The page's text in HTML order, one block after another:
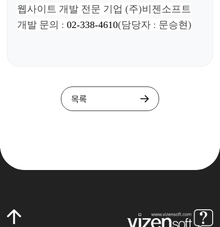
웹사이트 개발 전문 기업 (주)비젠소프트
개발 문의 : 02-338-4610(담당자 : 문승현)
목록